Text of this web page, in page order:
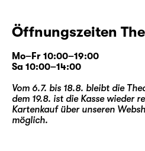
Öffnungszeiten
Mo–Fr 10:00–19:00
Sa 10:00–14:00
Vom 6.7. bis 18.8. bleibt die
dem 19.8. ist die Kasse wieder
Kartenkauf über unseren
möglich.